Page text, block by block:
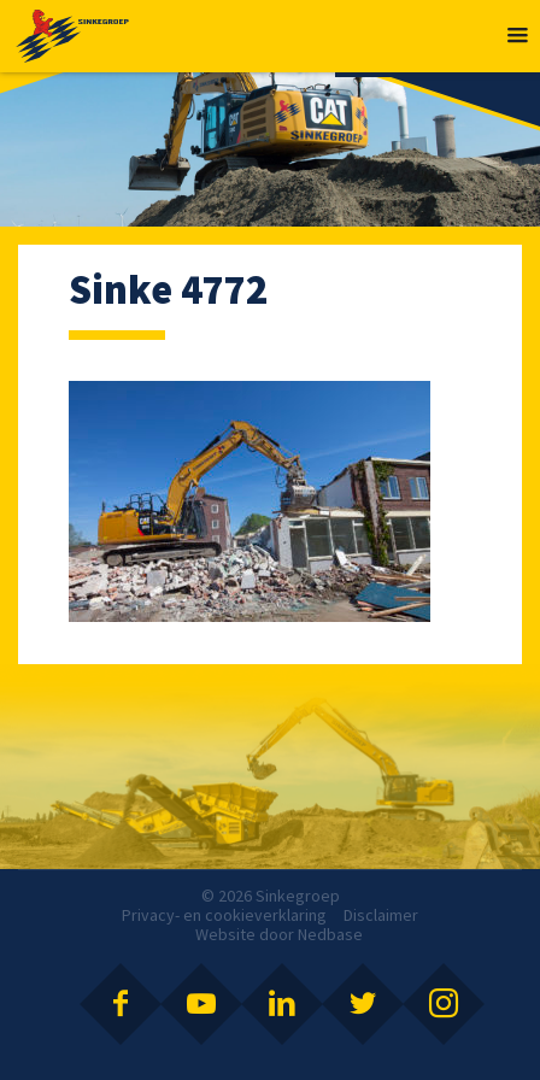
Sinke 4772
© 2026 Sinkegroep
Privacy- en cookieverklaring
Disclaimer
Website door Nedbase